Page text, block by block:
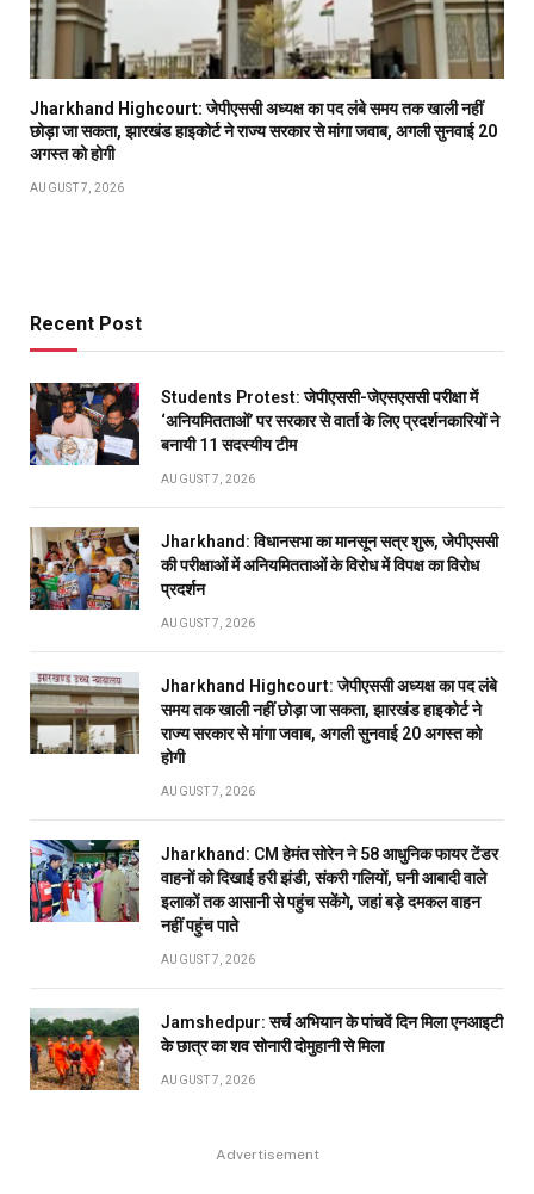
Jharkhand Highcourt: जेपीएससी अध्यक्ष का पद लंबे समय तक खाली नहीं
छोड़ा जा सकता, झारखंड हाइकोर्ट ने राज्य सरकार से मांगा जवाब, अगली सुनवाई 20
अगस्त को होगी
AUGUST 7, 2026
Recent Post
Students Protest: जेपीएससी-जेएसएससी परीक्षा में
‘अनियमितताओं’ पर सरकार से वार्ता के लिए प्रदर्शनकारियों ने
बनायी 11 सदस्यीय टीम
AUGUST 7, 2026
Jharkhand: विधानसभा का मानसून सत्र शुरू, जेपीएससी
की परीक्षाओं में अनियमितताओं के विरोध में विपक्ष का विरोध
प्रदर्शन
AUGUST 7, 2026
Jharkhand Highcourt: जेपीएससी अध्यक्ष का पद लंबे
समय तक खाली नहीं छोड़ा जा सकता, झारखंड हाइकोर्ट ने
राज्य सरकार से मांगा जवाब, अगली सुनवाई 20 अगस्त को
होगी
AUGUST 7, 2026
Jharkhand: CM हेमंत सोरेन ने 58 आधुनिक फायर टेंडर
वाहनों को दिखाई हरी झंडी, संकरी गलियों, घनी आबादी वाले
इलाकों तक आसानी से पहुंच सकेंगे, जहां बड़े दमकल वाहन
नहीं पहुंच पाते
AUGUST 7, 2026
Jamshedpur: सर्च अभियान के पांचवें दिन मिला एनआइटी
के छात्र का शव सोनारी दोमुहानी से मिला
AUGUST 7, 2026
Advertisement